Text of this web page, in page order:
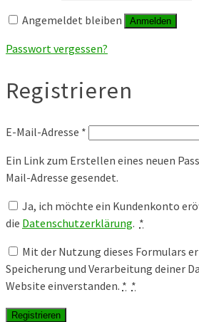
Angemeldet bleiben
Anmelden
Passwort vergessen?
Registrieren
E-Mail-Adresse *
Ein Link zum Erstellen eines neuen
Mail-Adresse gesendet.
Ja, ich möchte ein Kundenkonto
die Datenschutzerklärung. *
Mit der Nutzung dieses Formulars
Speicherung und Verarbeitung deiner
Website einverstanden. * *
Registrieren